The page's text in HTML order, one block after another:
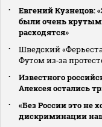
Евгений Кузнецов:
были очень
расходятся»
Шведский
Футом из‑за
Известного
Алексея остались
«Без России это не
дискриминации